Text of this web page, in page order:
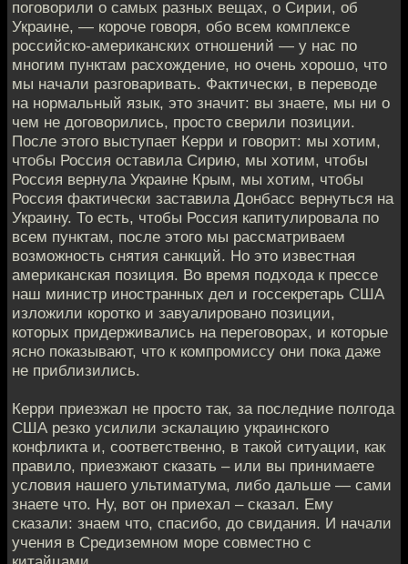
поговорили о самых разных вещах, о Сирии, об
Украине, — короче говоря, обо всем комплексе
российско-американских отношений — у нас по
многим пунктам расхождение, но очень хорошо, что
мы начали разговаривать. Фактически, в переводе
на нормальный язык, это значит: вы знаете, мы ни о
чем не договорились, просто сверили позиции.
После этого выступает Керри и говорит: мы хотим,
чтобы Россия оставила Сирию, мы хотим, чтобы
Россия вернула Украине Крым, мы хотим, чтобы
Россия фактически заставила Донбасс вернуться на
Украину. То есть, чтобы Россия капитулировала по
всем пунктам, после этого мы рассматриваем
возможность снятия санкций. Но это известная
американская позиция. Во время подхода к прессе
наш министр иностранных дел и госсекретарь США
изложили коротко и завуалировано позиции,
которых придерживались на переговорах, и которые
ясно показывают, что к компромиссу они пока даже
не приблизились.
Керри приезжал не просто так, за последние полгода
США резко усилили эскалацию украинского
конфликта и, соответственно, в такой ситуации, как
правило, приезжают сказать – или вы принимаете
условия нашего ультиматума, либо дальше — сами
знаете что. Ну, вот он приехал – сказал. Ему
сказали: знаем что, спасибо, до свидания. И начали
учения в Средиземном море совместно с